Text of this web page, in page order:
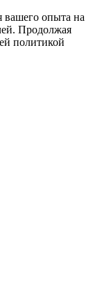
опыта на
Продолжая
политикой